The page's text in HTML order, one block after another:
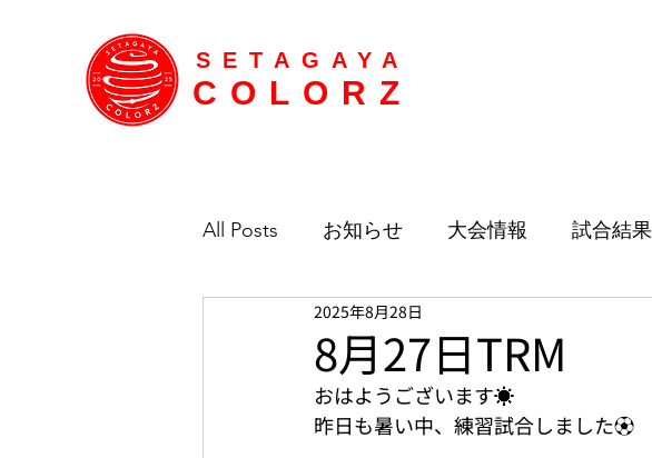
SETAGAYA
COLORZ
All Posts お知らせ 大会情報 試合結果
8月27日TRM
2025年8月28日
おはようございます☀️
昨日も暑い中、練習試合しました⚽️